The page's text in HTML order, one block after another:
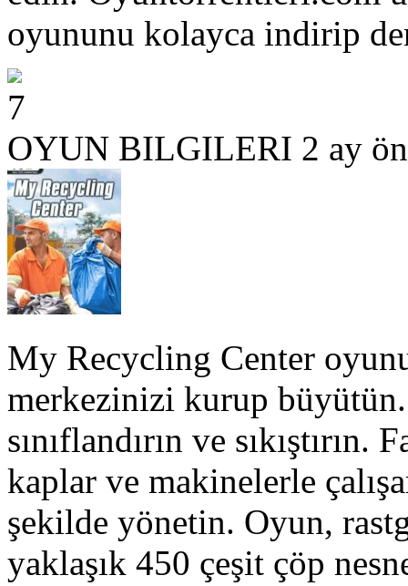
oyununu kolayca indirip
7
OYUN BILGILERI 2 ay
My Recycling Center
merkezinizi kurup
sınıflandırın ve
kaplar ve makinelerle
şekilde yönetin. Oyun,
yaklaşık 450 çeşit çöp